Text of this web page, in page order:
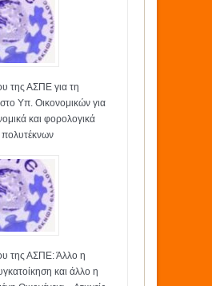
της ΑΣΠΕ για τη
Υπ. Οικονομικών για
και φορολογικά
της ΑΣΠΕ: Άλλο η
και άλλο η